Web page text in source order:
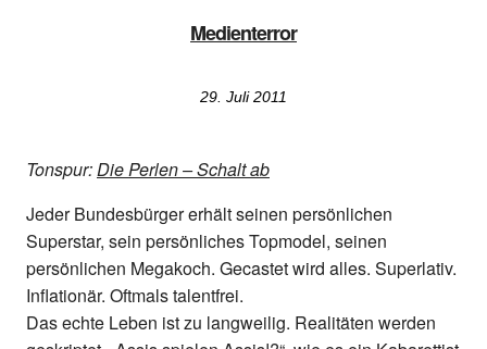
Medienterror
29. Juli 2011
Tonspur:Die Perlen – Schalt ab
Jeder Bundesbürger erhält seinen persönlichen
Superstar, sein persönliches Topmodel, seinen
persönlichen Megakoch. Gecastet wird alles. Superlativ.
Inflationär. Oftmals talentfrei.
Das echte Leben ist zu langweilig. Realitäten werden